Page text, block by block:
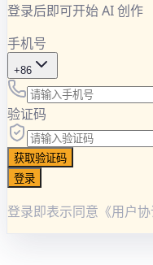
登录后即可开始 AI 创作
手机号
+86
验证码
获取验证码
登录
登录即表示同意《用户协